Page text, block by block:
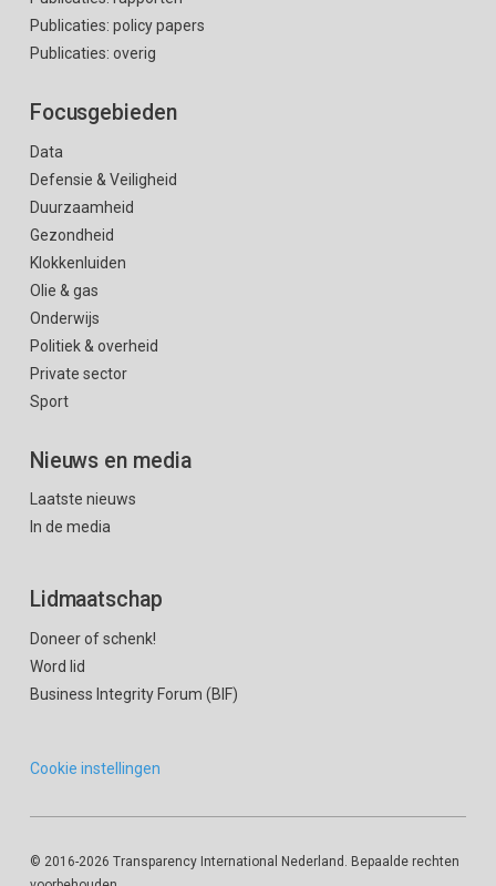
Publicaties: policy papers
Publicaties: overig
Focusgebieden
Data
Defensie & Veiligheid
Duurzaamheid
Gezondheid
Klokkenluiden
Olie & gas
Onderwijs
Politiek & overheid
Private sector
Sport
Nieuws en media
Laatste nieuws
In de media
Lidmaatschap
Doneer of schenk!
Word lid
Business Integrity Forum (BIF)
Cookie instellingen
© 2016-2026 Transparency International Nederland. Bepaalde rechten